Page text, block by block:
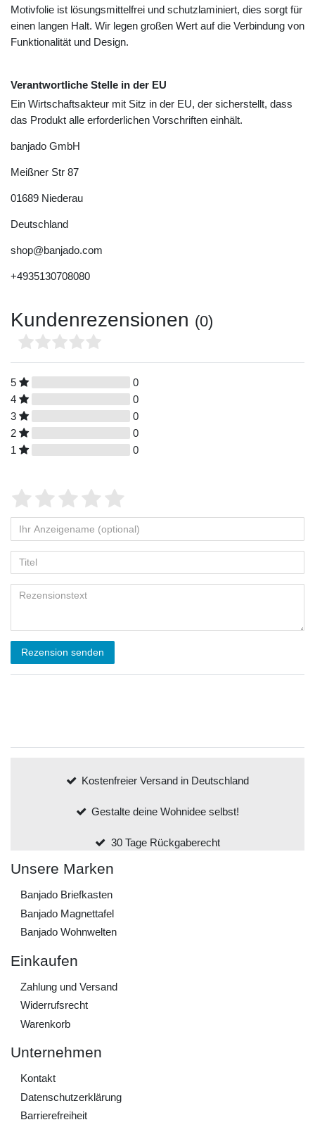
Motivfolie ist lösungsmittelfrei und schutzlaminiert, dies sorgt für
einen langen Halt. Wir legen großen Wert auf die Verbindung von
Funktionalität und Design.
Verantwortliche Stelle in der EU
Ein Wirtschaftsakteur mit Sitz in der EU, der sicherstellt, dass
das Produkt alle erforderlichen Vorschriften einhält.
banjado GmbH
Meißner Str 87
01689 Niederau
Deutschland
shop@banjado.com
+4935130708080
Kundenrezensionen (0)
5
0
4
0
3
0
2
0
1
0
Rezension senden
Kostenfreier Versand in Deutschland
Gestalte deine Wohnidee selbst!
30 Tage Rückgaberecht
Unsere Marken
Banjado Briefkasten
Banjado Magnettafel
Banjado Wohnwelten
Einkaufen
Zahlung und Versand
Widerrufs­recht
Warenkorb
Unternehmen
Kontakt
Daten­schutz­erklärung
Barrierefreiheit